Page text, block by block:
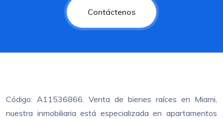
Contáctenos
Código: A11536866. Venta de bienes raíces en Miami,
nuestra inmobiliaria está especializada en apartamentos